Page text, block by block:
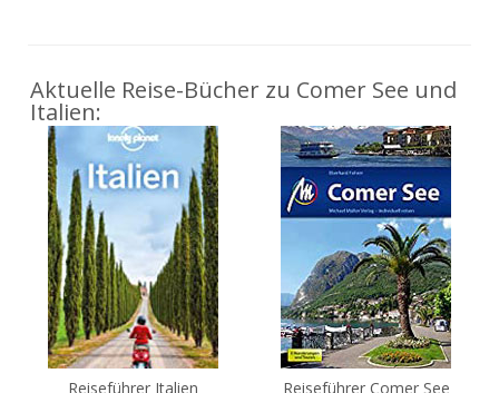
Aktuelle Reise-Bücher zu Comer See und
Italien:
Reiseführer Italien Reiseführer Comer See